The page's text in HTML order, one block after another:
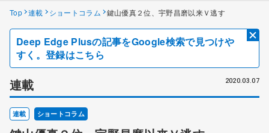
Top 連載 ショートコラム 鍵山優真２位、宇野昌磨以来Ｖ逃す
Deep Edge Plusの記事をGoogle検索で見つけや
すく。登録はこちら
連載 2020.03.07
連載 ショートコラム